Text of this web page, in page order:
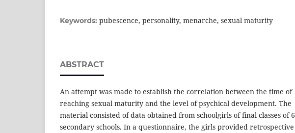
Keywords: pubescence, personality, menarche, sexual maturity
ABSTRACT
An attempt was made to establish the correlation between the time of
reaching sexual maturity and the level of psychical development. The
material consisted of data obtained from schoolgirls of final classes of 6
secondary schools. In a questionnaire, the girls provided retrospective